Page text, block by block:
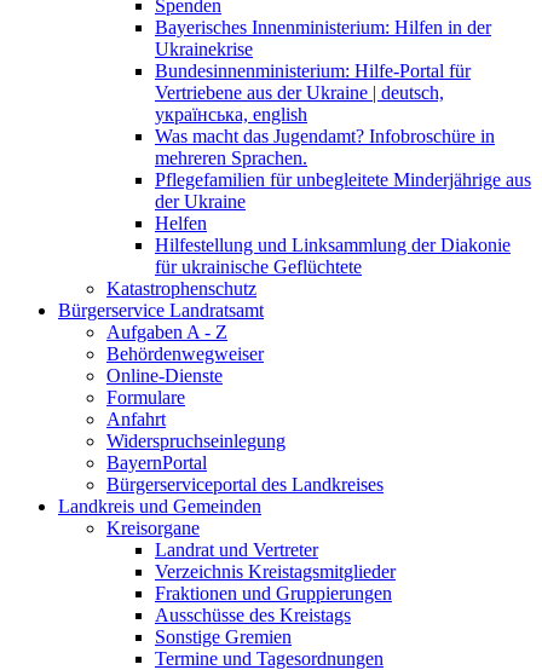
Spenden
Bayerisches Innenministerium: Hilfen in der
Ukrainekrise
Bundesinnenministerium: Hilfe-Portal für
Vertriebene aus der Ukraine | deutsch,
українська, english
Was macht das Jugendamt? Infobroschüre in
mehreren Sprachen.
Pflegefamilien für unbegleitete Minderjährige aus
der Ukraine
Helfen
Hilfestellung und Linksammlung der Diakonie
für ukrainische Geflüchtete
Katastrophenschutz
Bürgerservice Landratsamt
Aufgaben A - Z
Behördenwegweiser
Online-Dienste
Formulare
Anfahrt
Widerspruchseinlegung
BayernPortal
Bürgerserviceportal des Landkreises
Landkreis und Gemeinden
Kreisorgane
Landrat und Vertreter
Verzeichnis Kreistagsmitglieder
Fraktionen und Gruppierungen
Ausschüsse des Kreistags
Sonstige Gremien
Termine und Tagesordnungen